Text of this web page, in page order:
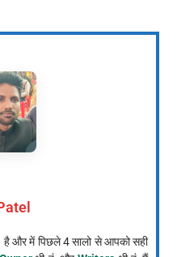
है और में पिछले 4 सालो से आपको सही